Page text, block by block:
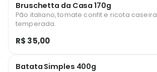
Bruschetta da Casa 170g
Pão italiano, tomate confit e ricota caseira
temperada.
R$ 35,00
Batata Simples 400g